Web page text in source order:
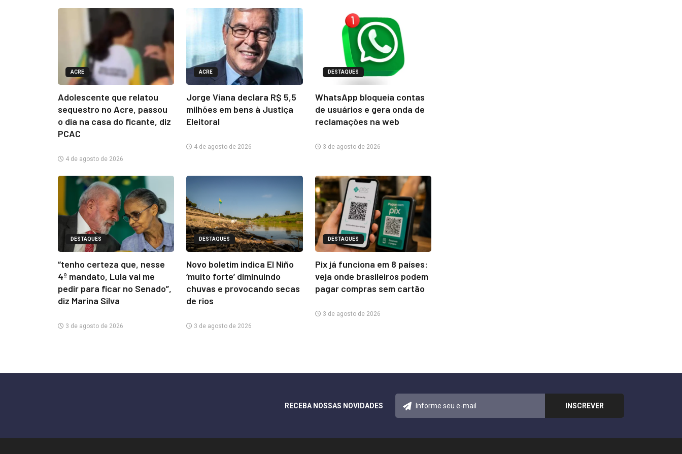
ACRE
Adolescente que relatou
sequestro no Acre, passou
o dia na casa do ficante, diz
PCAC
4 de agosto de 2026
ACRE
Jorge Viana declara R$ 5,5
milhões em bens à Justiça
Eleitoral
4 de agosto de 2026
DESTAQUES
WhatsApp bloqueia contas
de usuários e gera onda de
reclamações na web
3 de agosto de 2026
DESTAQUES
“tenho certeza que, nesse
4º mandato, Lula vai me
pedir para ficar no Senado”,
diz Marina Silva
3 de agosto de 2026
DESTAQUES
Novo boletim indica El Niño
‘muito forte’ diminuindo
chuvas e provocando secas
de rios
3 de agosto de 2026
DESTAQUES
Pix já funciona em 8 países:
veja onde brasileiros podem
pagar compras sem cartão
3 de agosto de 2026
RECEBA NOSSAS NOVIDADES